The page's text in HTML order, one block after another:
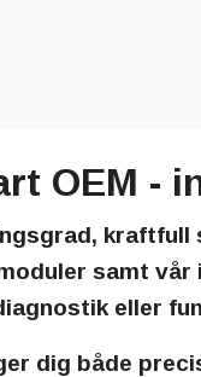
OEM -
kraftfull
samt vår
eller
dig både